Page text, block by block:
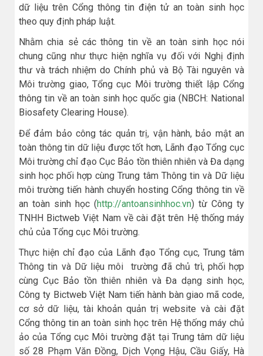
dữ liệu trên Cổng thông tin điện tử an toàn sinh học
theo quy định pháp luật.
Nhằm chia sẻ các thông tin về an toàn sinh học nói
chung cũng như thực hiện nghĩa vụ đối với Nghị định
thư và trách nhiệm do Chính phủ và Bộ Tài nguyên và
Môi trường giao, Tổng cục Môi trường thiết lập Cổng
thông tin về an toàn sinh học quốc gia (NBCH: National
Biosafety Clearing House).
Để đảm bảo công tác quản trị, vận hành, bảo mật an
toàn thông tin dữ liệu được tốt hơn, Lãnh đạo Tổng cục
Môi trường chỉ đạo Cục Bảo tồn thiên nhiên và Đa dạng
sinh học phối hợp cùng Trung tâm Thông tin và Dữ liệu
môi trường tiến hành chuyển hosting Cổng thông tin về
an toàn sinh học (http://antoansinhhoc.vn) từ Công ty
TNHH Bictweb Việt Nam về cài đặt trên Hệ thống máy
chủ của Tổng cục Môi trường.
Thực hiện chỉ đạo của Lãnh đạo Tổng cục, Trung tâm
Thông tin và Dữ liệu môi trường đã chủ trì, phối hợp
cùng Cục Bảo tồn thiên nhiên và Đa dạng sinh học,
Công ty Bictweb Việt Nam tiến hành bàn giao mã code,
cơ sở dữ liệu, tài khoản quản trị website và cài đặt
Cổng thông tin an toàn sinh học trên Hệ thống máy chủ
ảo của Tổng cục Môi trường đặt tại Trung tâm dữ liệu
số 28 Phạm Văn Đồng, Dịch Vọng Hậu, Cầu Giấy, Hà